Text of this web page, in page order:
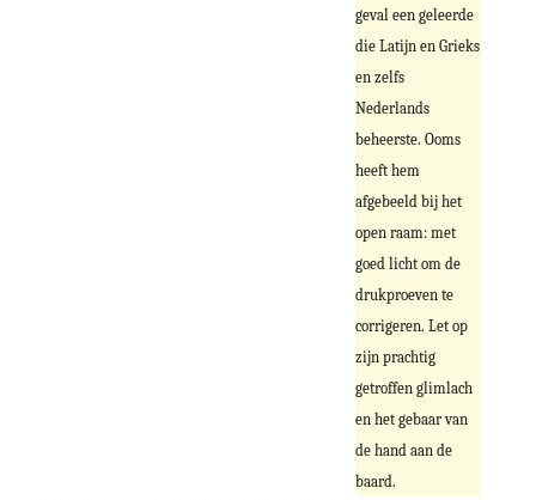
geval een geleerde
die Latijn en Grieks
en zelfs
Nederlands
beheerste. Ooms
heeft hem
afgebeeld bij het
open raam: met
goed licht om de
drukproeven te
corrigeren. Let op
zijn prachtig
getroffen glimlach
en het gebaar van
de hand aan de
baard.